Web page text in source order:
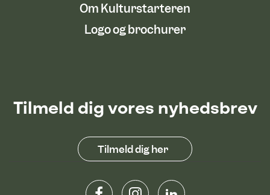
Om Kulturstarteren
Logo og brochurer
Tilmeld dig vores nyhedsbrev
Tilmeld dig her